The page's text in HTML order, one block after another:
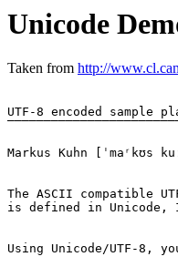
Unicode
Taken from http://
UTF-8 encoded
Markus Kuhn [ˈmaʳkʊs
The ASCII compatible
is defined in Unicode,
Using Unicode/UTF-8,